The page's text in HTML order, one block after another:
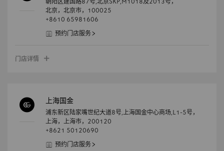
朝阳区建国路87号,北京SKP,M1018及2013号，
北京， 北京市， 100025
+8610 65981606
预约门店服务
门店详情
上海国金
浦东新区陆家嘴世纪大道8号,上海国金中心商场,L1-5号，
上海， 上海市， 200120
+8621 50120690
预约门店服务